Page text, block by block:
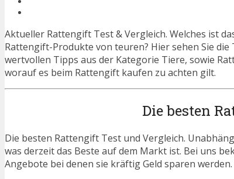
Aktueller Rattengift Test & Vergleich. Welches ist
Rattengift-Produkte von teuren? Hier sehen Sie
wertvollen Tipps aus der Kategorie Tiere, sowie
worauf es beim Rattengift kaufen zu achten gilt.
Die besten
Die besten Rattengift Test und Vergleich.
was derzeit das Beste auf dem Markt ist. Bei uns
Angebote bei denen sie kräftig Geld sparen werden.